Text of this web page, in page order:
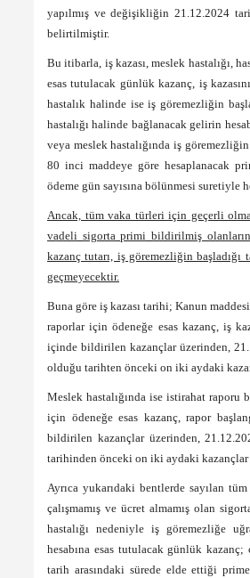
yapılmış ve değişikliğin 21.12.2024
belirtilmiştir.
Bu itibarla, iş kazası, meslek hastalığı,
esas tutulacak günlük kazanç, iş
hastalık halinde ise iş göremezliğin
hastalığı halinde bağlanacak gelirin
veya meslek hastalığında iş
80 inci maddeye göre hesaplanacak
ödeme gün sayısına bölünmesi suretiyle
Ancak, tüm vaka türleri için geçerli
vadeli sigorta primi bildirilmiş
kazanç tutarı, iş göremezliğin başladığı
geçmeyecektir.
Buna göre iş kazası tarihi; Kanun
raporlar için ödeneğe esas kazanç, iş
içinde bildirilen kazançlar üzerinden,
olduğu tarihten önceki on iki aydaki
Meslek hastalığında ise istirahat
için ödeneğe esas kazanç, rapor
bildirilen kazançlar üzerinden,
tarihinden önceki on iki aydaki kazançlar
Ayrıca yukarıdaki bentlerde sayılan
çalışmamış ve ücret almamış olan
hastalığı nedeniyle iş göremezliğe
hesabına esas tutulacak günlük
tarih arasındaki sürede elde ettiği prime